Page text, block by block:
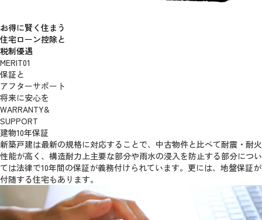
お得に賢く住まう
住宅ローン控除と
税制優遇
MERIT01
保証と
アフターサポート
将来に安心を
WARRANTY&
SUPPORT
建物10年保証
新築戸建は最新の規格に対応することで、中古物件と比べて耐震・耐火
性能が高く、構造耐力上主要な部分や雨水の浸入を防止する部分につい
ては法律で10年間の保証が義務付けられています。更には、地盤保証が
付随する住宅もあります。